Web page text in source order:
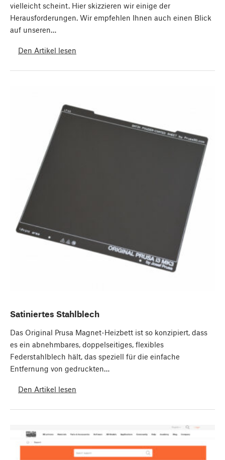
vielleicht scheint. Hier skizzieren wir einige der
Herausforderungen. Wir empfehlen Ihnen auch einen Blick
auf unseren…
Den Artikel lesen
Satiniertes Stahlblech
Das Original Prusa Magnet-Heizbett ist so konzipiert, dass
es ein abnehmbares, doppelseitiges, flexibles
Federstahlblech hält, das speziell für die einfache
Entfernung von gedruckten…
Den Artikel lesen